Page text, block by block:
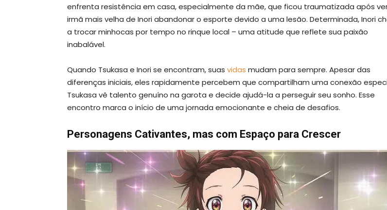
enfrenta resistência em casa, especialmente da mãe, que ficou traumatizada após
irmã mais velha de Inori abandonar o esporte devido a uma lesão. Determinada, Inori
a trocar minhocas por tempo no rinque local – uma atitude que reflete sua paixão
inabalável.
Quando Tsukasa e Inori se encontram, suas vidas mudam para sempre. Apesar das
diferenças iniciais, eles rapidamente percebem que compartilham uma conexão
Tsukasa vê talento genuíno na garota e decide ajudá-la a perseguir seu sonho. Esse
encontro marca o início de uma jornada emocionante e cheia de desafios.
Personagens Cativantes, mas com Espaço para Crescer